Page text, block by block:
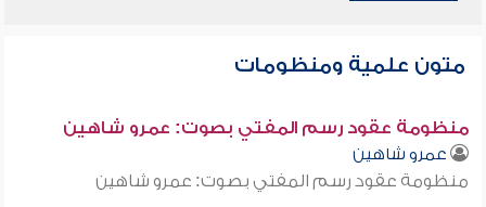
متون علمية ومنظومات
منظومة عقود رسم المفتي بصوت: عمرو شاهين
عمرو شاهين
منظومة عقود رسم المفتي بصوت: عمرو شاهين